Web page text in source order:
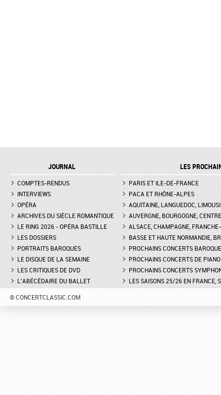
JOURNAL
COMPTES-RENDUS
INTERVIEWS
OPÉRA
ARCHIVES DU SIÈCLE ROMANTIQUE
LE RING 2026 - OPÉRA BASTILLE
LES DOSSIERS
PORTRAITS BAROQUES
LE DISQUE DE LA SEMAINE
LES CRITIQUES DE DVD
L'ABÉCÉDAIRE DU BALLET
LES
PARIS ET ILE-DE-FRANCE
PACA ET RHÔNE-ALPES
AQUITAINE, LANGUEDOC,
AUVERGNE, BOURGOGNE, CENTRE
ALSACE, CHAMPAGNE,
BASSE ET HAUTE NORMANDIE,
PROCHAINS CONCERTS
PROCHAINS CONCERTS DE PIANO
PROCHAINS CONCERTS
LES SAISONS 25/26 EN FRANCE,
© CONCERTCLASSIC.COM